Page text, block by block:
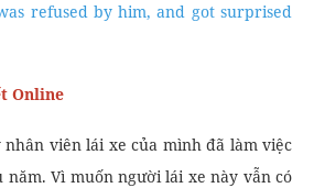
refused by him, and got surprised
Online
nhân viên lái xe của mình đã làm việc
Vì muốn người lái xe này vẫn có